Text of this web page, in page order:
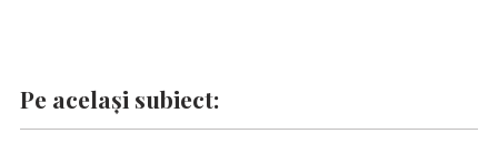
Pe același subiect: